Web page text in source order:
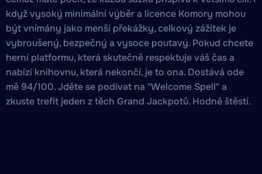
když vysoký minimální výběr a licence Komory mohou
být vnímány jako menší překážky, celkový zážitek je
vybroušený, bezpečný a vysoce poutavý. Pokud chcete
herní platformu, která skutečně respektuje váš čas a
nabízí knihovnu, která nekončí, je to ona. Dostává ode
mě 94/100. Jděte se podívat na "Welcome Spell" a
zkuste trefit jeden z těch Grand Jackpotů. Hodně štěstí.